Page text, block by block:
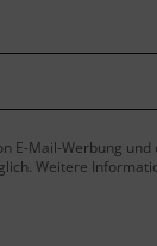
E-Mail-Werbung
Weitere